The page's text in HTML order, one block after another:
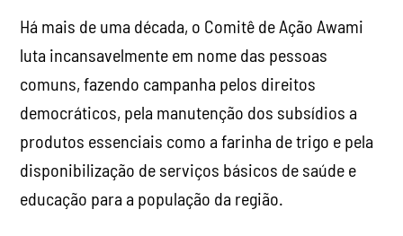
Há mais de uma década, o Comitê de Ação Awami
luta incansavelmente em nome das pessoas
comuns, fazendo campanha pelos direitos
democráticos, pela manutenção dos subsídios a
produtos essenciais como a farinha de trigo e pela
disponibilização de serviços básicos de saúde e
educação para a população da região.